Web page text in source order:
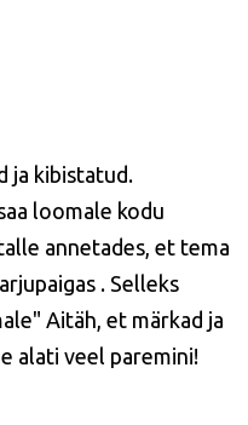
ja kibistatud.
loomale kodu
annetades, et tema
. Selleks
Aitäh, et märkad ja
alati veel paremini!